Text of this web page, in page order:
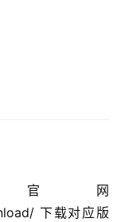
官网
下载对应版